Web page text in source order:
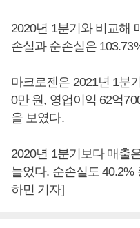
2020년 1분기와 비교해
손실과 순손실은
마크로젠은 2021년 1분
0만 원, 영업이익 62억
을 보였다.
2020년 1분기보다 매출
늘었다. 순손실도 40.2%
하민 기자]